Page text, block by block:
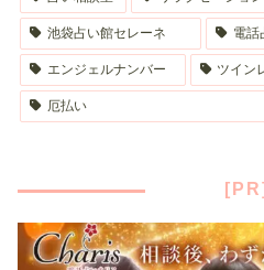
池袋占い館セレーネ 電話
エンジェルナンバー ツイン
厄払い
[PR]